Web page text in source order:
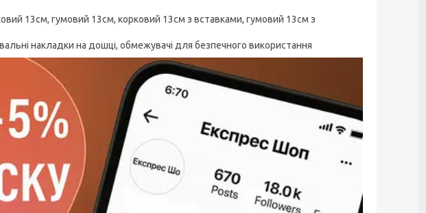
13см, гумовий 13см, корковий 13см з вставками, гумовий 13см з
накладки на дошці, обмежувачі для безпечного використання